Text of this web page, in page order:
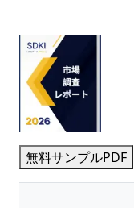
無料サンプルPDF